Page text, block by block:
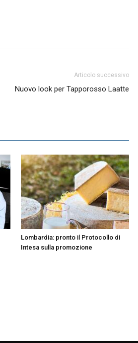
Articolo successivo
Nuovo look per Tapporosso Laatte
Lombardia: pronto il Protocollo di
Intesa sulla promozione